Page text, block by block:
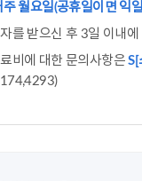
주 월요일(공휴일이면 익
를 받으신 후 3일 이내
비에 대한 문의사항은S[